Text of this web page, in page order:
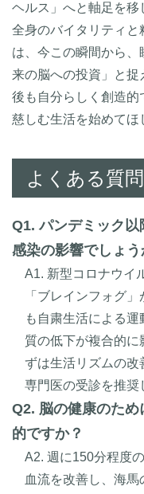
ヘルス」へと軸足を移
全身のバイタリティと
は、今この瞬間から
来の脳への投資」と
後も自分らしく創造
慈しむ生活を始めてほ
よくある質問
Q1. パンデミック
感染の影響でしょう
A1. 新型コロナウイ
「ブレインフォグ
も自粛生活による
質の低下が複合的に
ずは生活リズムの改
専門医の受診を推奨
Q2. 脳の健康のた
的ですか？
A2. 週に150分程度
血流を改善し、海